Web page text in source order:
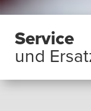
Service
und